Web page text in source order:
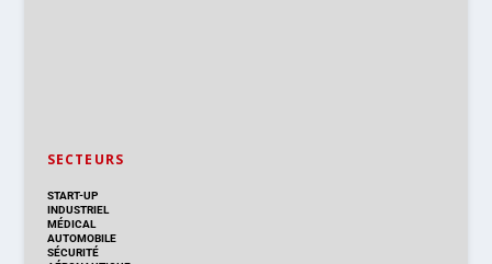
SECTEURS
START-UP
INDUSTRIEL
MÉDICAL
AUTOMOBILE
SÉCURITÉ